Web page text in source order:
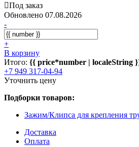
Под заказ
Обновлено 07.08.2026
-
+
В корзину
Итого: {{ price*number | localeString
+7 949 317-04-94
Уточнить цену
Подборки товаров:
Зажим/Клипса для крепления
Доставка
Оплата